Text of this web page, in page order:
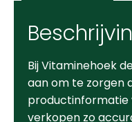
Bij Vitaminehoek
aan om te zorgen
productinformatie
verkopen zo